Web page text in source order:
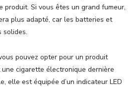
produit. Si vous êtes un grand fumeur,
plus adapté, car les batteries et
solides.
pouvez opter pour un produit
une cigarette électronique dernière
elle est équipée d’un indicateur LED